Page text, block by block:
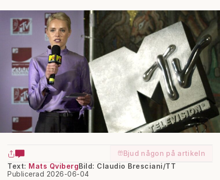
Bjud någon på artikeln
Text: Mats Qviberg
Publicerad 2026-06-04
Bild: Claudio Bresciani/TT